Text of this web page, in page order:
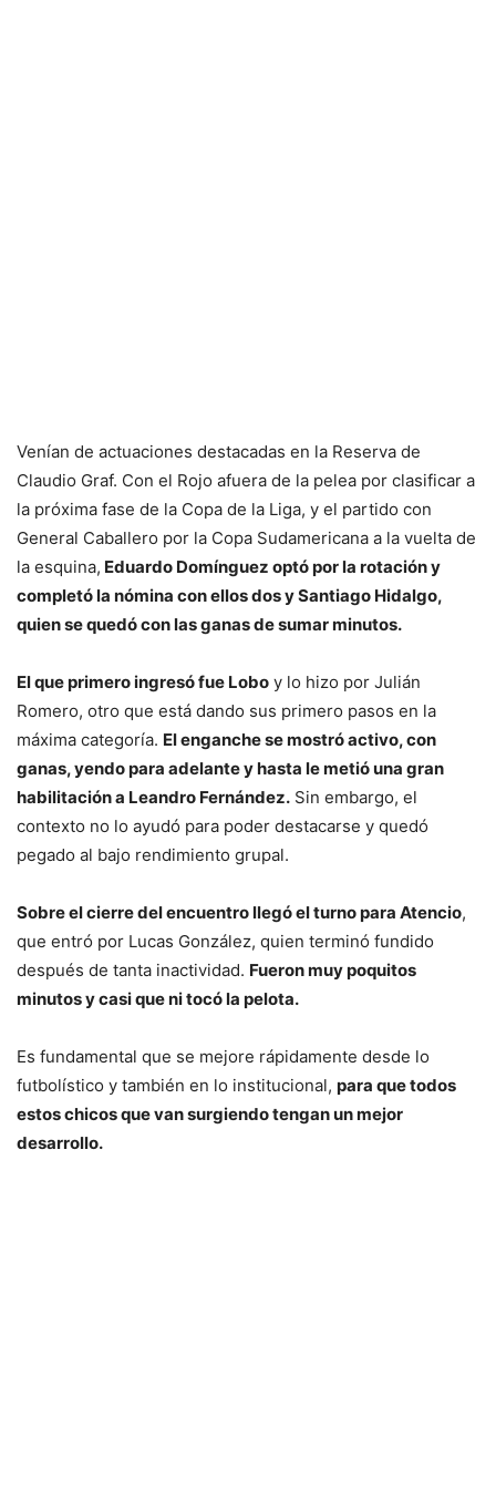
Venían de actuaciones destacadas en la Reserva de
Claudio Graf. Con el Rojo afuera de la pelea por clasificar a
la próxima fase de la Copa de la Liga, y el partido con
General Caballero por la Copa Sudamericana a la vuelta de
la esquina, Eduardo Domínguez optó por la rotación y
completó la nómina con ellos dos y Santiago Hidalgo,
quien se quedó con las ganas de sumar minutos.
El que primero ingresó fue Lobo y lo hizo por Julián
Romero, otro que está dando sus primero pasos en la
máxima categoría. El enganche se mostró activo, con
ganas, yendo para adelante y hasta le metió una gran
habilitación a Leandro Fernández. Sin embargo, el
contexto no lo ayudó para poder destacarse y quedó
pegado al bajo rendimiento grupal.
Sobre el cierre del encuentro llegó el turno para Atencio,
que entró por Lucas González, quien terminó fundido
después de tanta inactividad. Fueron muy poquitos
minutos y casi que ni tocó la pelota.
Es fundamental que se mejore rápidamente desde lo
futbolístico y también en lo institucional, para que todos
estos chicos que van surgiendo tengan un mejor
desarrollo.